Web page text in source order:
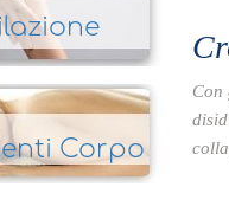
Con
Corpo